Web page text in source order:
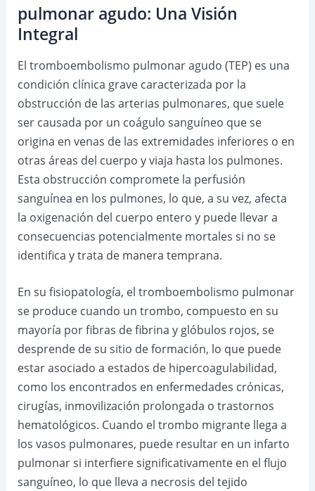
pulmonar agudo: Una Visión
Integral
El tromboembolismo pulmonar agudo (TEP) es una
condición clínica grave caracterizada por la
obstrucción de las arterias pulmonares, que suele
ser causada por un coágulo sanguíneo que se
origina en venas de las extremidades inferiores o en
otras áreas del cuerpo y viaja hasta los pulmones.
Esta obstrucción compromete la perfusión
sanguínea en los pulmones, lo que, a su vez, afecta
la oxigenación del cuerpo entero y puede llevar a
consecuencias potencialmente mortales si no se
identifica y trata de manera temprana.
En su fisiopatología, el tromboembolismo pulmonar
se produce cuando un trombo, compuesto en su
mayoría por fibras de fibrina y glóbulos rojos, se
desprende de su sitio de formación, lo que puede
estar asociado a estados de hipercoagulabilidad,
como los encontrados en enfermedades crónicas,
cirugías, inmovilización prolongada o trastornos
hematológicos. Cuando el trombo migrante llega a
los vasos pulmonares, puede resultar en un infarto
pulmonar si interfiere significativamente en el flujo
sanguíneo, lo que lleva a necrosis del tejido